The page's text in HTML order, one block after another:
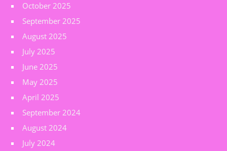
October 2025
September 2025
August 2025
July 2025
June 2025
May 2025
April 2025
September 2024
August 2024
July 2024